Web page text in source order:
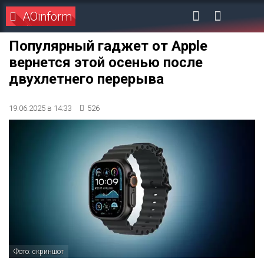
AOinform
Популярный гаджет от Apple
вернется этой осенью после
двухлетнего перерыва
19.06.2025 в 14:33 526
Фото: скриншот